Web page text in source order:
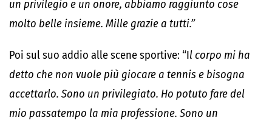
un privilegio e un onore, abbiamo raggiunto cose
molto belle insieme. Mille grazie a tutti.”
Poi sul suo addio alle scene sportive: “Il corpo mi ha
detto che non vuole più giocare a tennis e bisogna
accettarlo. Sono un privilegiato. Ho potuto fare del
mio passatempo la mia professione. Sono un